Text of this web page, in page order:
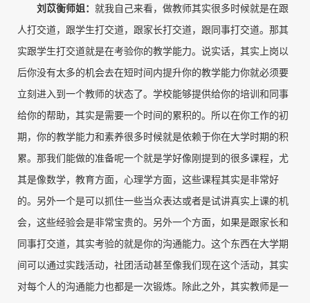
刘苡衡师姐 ： 就我自己来看，做教师其实很多时候就是在跟
人打交道，跟学生打交道，跟家长打交道，跟同事打交道。那其
实跟学生打交道就是在考验你的教学能力。说实话，其实上岗以
后你没有太多的机会去在短时间内提升你的教学能力你就必须要
立刻进入到一个教师的状态了。学校能够提供给你的培训和同事
给你的帮助，其实是需要一个时间的累积的。所以在你工作的初
期，你的教学能力和素养很多时候就是依赖于你在大学时期的积
累。那我们能做的准备呢一个就是学好像刚提到的很多课程，尤
其是像数学，教育方面，心理学方面，这些课程其实是非常好
的。另外一个是可以抓住一些当众表达或者是试讲真实上课的机
会，这些经验会是非常宝贵的。另外一个方面，如果是跟家长和
同事打交道，其实考验的就是你的沟通能力。这个东西在大学期
间可以通过实践活动，社团活动甚至像我们现在这个活动，其实
对每个人的沟通能力也都是一次锻炼。除此之外，其实教师是一